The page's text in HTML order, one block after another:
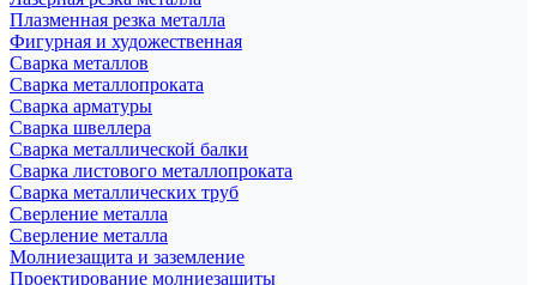
Плазменная резка металла
Фигурная и художественная
Сварка металлов
Сварка металлопроката
Сварка арматуры
Сварка швеллера
Сварка металлической балки
Сварка листового металлопроката
Сварка металлических труб
Сверление металла
Сверление металла
Молниезащита и заземление
Проектирование молниезащиты